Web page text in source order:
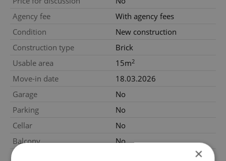
Agency fee
With agency fees
Condition
New construction
Construction type
Brick
Usable area
15m2
Move-in date
18.03.2026
Garage
No
Parking
No
Cellar
No
Balcony
No
×